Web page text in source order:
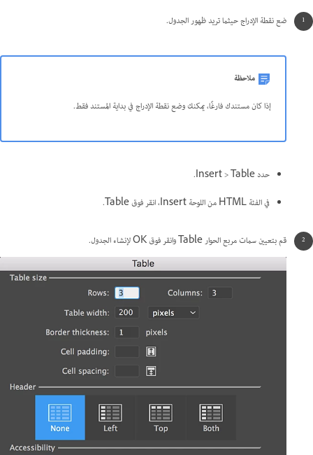
ضع نقطة الإدراج حيثما تريد ظهور الجدول.
ملاحظة
إذا كان مستندك فارغًا، يمكنك وضع نقطة الإدراج في بداية المستند فقط.
حدد Insert > Table.
في الفئة HTML من اللوحة Insert، انقر فوق Table.
قم بتعيين سمات مربع الحوار Table وانقر فوق OK لإنشاء الجدول.